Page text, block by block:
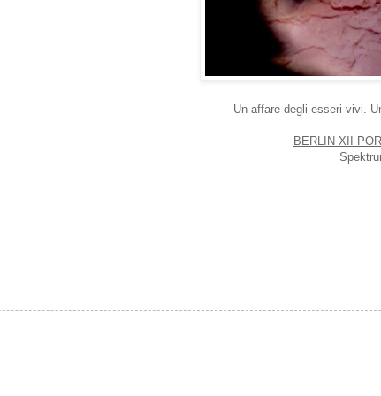
Un affare degli esseri vivi.
BERLIN XII